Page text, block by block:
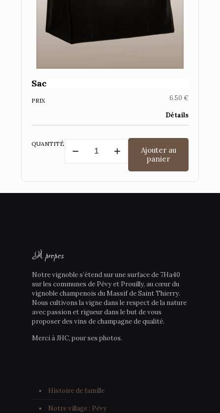
Sac
PRIX 6.50 €
Détails
QUANTITÉ
Ajouter au
panier
À propos
Notre vignoble s’étend sur une surface de 7Ha40
sur les communes de Pévy et Prouilly, au cœur du
vignoble champenois du Massif de Saint Thierry.
Nous cultivons la vigne dans le respect de la nature
avec passion et rigueur dans le but de vous
proposer des vins de champagne de qualité.
Merci à JHC, pour ses photos.
Histoire de famille
Notre village : Pévy